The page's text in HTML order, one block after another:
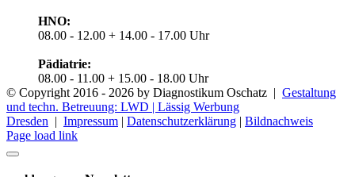
HNO:
08.00 - 12.00 + 14.00 - 17.00 Uhr
Pädiatrie:
08.00 - 11.00 + 15.00 - 18.00 Uhr
© Copyright 2016 - 2026 by Diagnostikum Oschatz | Gestaltung
und techn. Betreuung: LWD | Lässig Werbung
Dresden | Impressum | Datenschutzerklärung | Bildnachweis
Page load link